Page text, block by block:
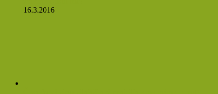
16.3.2016